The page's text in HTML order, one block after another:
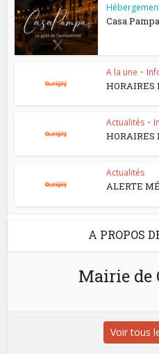
Casa Pampa
A la une •
HORAIRES
Actualités •
HORAIRES
Actualités
ALERTE
A PROPOS
Mairie de
Voir tous